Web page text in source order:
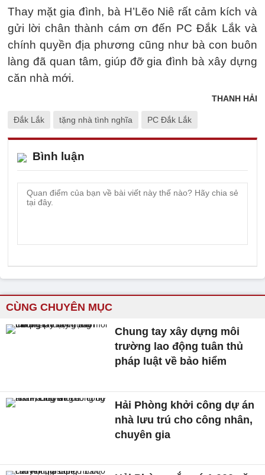
Thay mặt gia đình, bà H’Lẽo Niê rất cảm kích và
gửi lời chân thành cám ơn đến PC Đắk Lắk và
chính quyền địa phương cũng như bà con buôn
làng đã quan tâm, giúp đỡ gia đình bà xây dựng
căn nhà mới.
THANH HẢI
Đắk Lắk tặng nhà tình nghĩa PC Đắk Lắk
Bình luận
CÙNG CHUYÊN MỤC
Chung tay xây dựng môi
trường lao động tuân thủ
pháp luật về bảo hiểm
Hải Phòng khởi công dự án
nhà lưu trú cho công nhân,
chuyên gia